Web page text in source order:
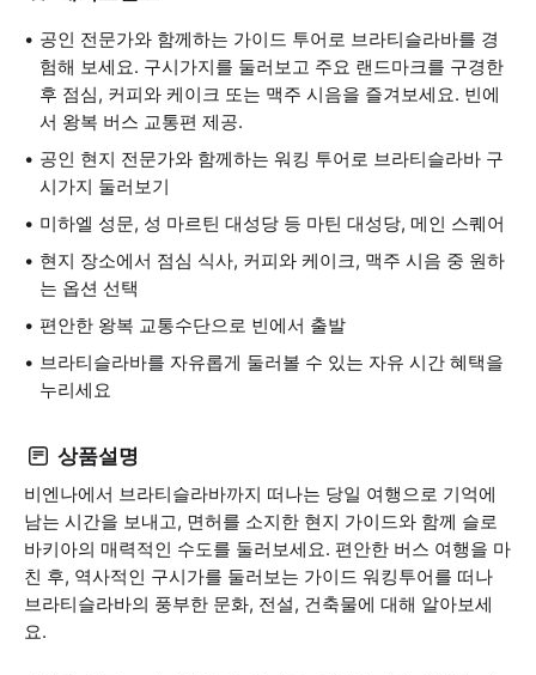
공인 전문가와 함께하는 가이드 투어로 브라티슬라바를 경
험해 보세요. 구시가지를 둘러보고 주요 랜드마크를 구경한
후 점심, 커피와 케이크 또는 맥주 시음을 즐겨보세요. 빈에
서 왕복 버스 교통편 제공.
공인 현지 전문가와 함께하는 워킹 투어로 브라티슬라바 구
시가지 둘러보기
미하엘 성문, 성 마르틴 대성당 등 마틴 대성당, 메인 스퀘어
현지 장소에서 점심 식사, 커피와 케이크, 맥주 시음 중 원하
는 옵션 선택
편안한 왕복 교통수단으로 빈에서 출발
브라티슬라바를 자유롭게 둘러볼 수 있는 자유 시간 혜택을
누리세요
상품설명
비엔나에서 브라티슬라바까지 떠나는 당일 여행으로 기억에
남는 시간을 보내고, 면허를 소지한 현지 가이드와 함께 슬로
바키아의 매력적인 수도를 둘러보세요. 편안한 버스 여행을 마
친 후, 역사적인 구시가를 둘러보는 가이드 워킹투어를 떠나
브라티슬라바의 풍부한 문화, 전설, 건축물에 대해 알아보세
요.